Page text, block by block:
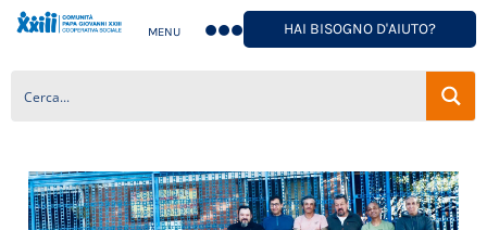
MENU HAI BISOGNO D'AIUTO?